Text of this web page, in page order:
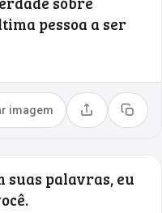
pessoa a ser
imagem Compartilhar
Copiar
suas palavras, eu